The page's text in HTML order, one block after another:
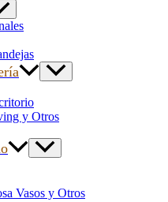
y Otros
Vasos y Otros